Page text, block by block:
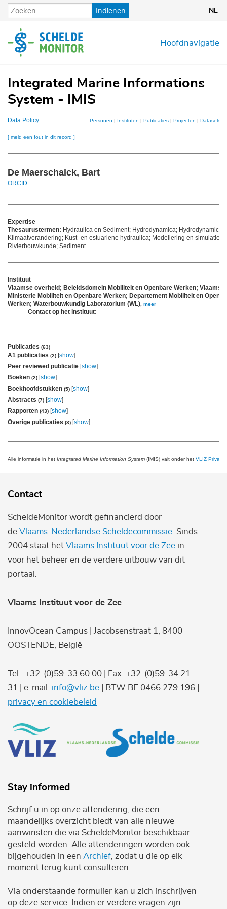
Overslaan
en
de
inhoud
Indienen NL
Hoofdnavigatie
Integrated Marine Informations
System - IMIS
Data Policy Personen | Instituten | Publicaties | Projecten | Datasets
[ meld een fout in dit record ]
De Maerschalck, Bart
ORCID
Expertise
Thesaurustermen: Hydraulica en Sediment; Hydrodynamica; Hydrodynamica;
Klimaatverandering; Kust- en estuariene hydraulica; Modellering en simulatie;
Rivierbouwkunde; Sediment
Instituut
Vlaamse overheid; Beleidsdomein Mobiliteit en Openbare Werken; Vlaams
Ministerie Mobiliteit en Openbare Werken; Departement Mobiliteit en
Werken; Waterbouwkundig Laboratorium (WL), meer
Contact op het instituut:
Publicaties (63)
A1 publicaties (2) [show]
Peer reviewed publicatie [show]
Boeken (2) [show]
Boekhoofdstukken (5) [show]
Abstracts (7) [show]
Rapporten (43) [show]
Overige publicaties (3) [show]
Alle informatie in het Integrated Marine Information System (IMIS) valt onder het VLIZ Privacy
Contact
ScheldeMonitor wordt gefinancierd door
de Vlaams-Nederlandse Scheldecommissie . Sinds
2004 staat het Vlaams Instituut voor de Zee in
voor het beheer en de verdere uitbouw van dit
portaal.
Vlaams Instituut voor de Zee
InnovOcean Campus | Jacobsenstraat 1, 8400
OOSTENDE, België
Tel.: +32-(0)59-33 60 00 | Fax: +32-(0)59-34 21
31 | e-mail: info@vliz.be | BTW BE 0466.279.196 |
privacy en cookiebeleid
Stay informed
Schrijf u in op onze attendering, die een
maandelijks overzicht biedt van alle nieuwe
aanwinsten die via ScheldeMonitor beschikbaar
gesteld worden. Alle attenderingen worden ook
bijgehouden in een Archief , zodat u die op elk
moment terug kunt consulteren.
Via onderstaande formulier kan u zich inschrijven
op deze service. Indien er verdere vragen zijn